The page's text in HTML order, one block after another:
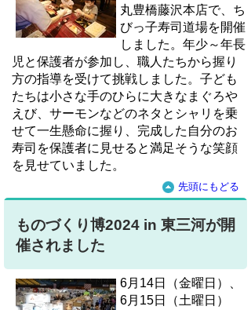
丸豊橋藤沢本店で、ち
びっ子寿司道場を開催
しました。年少～年長
児と保護者が参加し、職人たちから握り
方の指導を受けて挑戦しました。子ども
たちは小さな手のひらに大きなまぐろや
えび、サーモンなどのネタとシャリを乗
せて一生懸命に握り、完成した自分のお
寿司を保護者に見せると満足そうな笑顔
を見せていました。
先頭にもどる
ものづくり博2024 in 東三河が開
催されました
6月14日（金曜日）、
6月15日（土曜日）